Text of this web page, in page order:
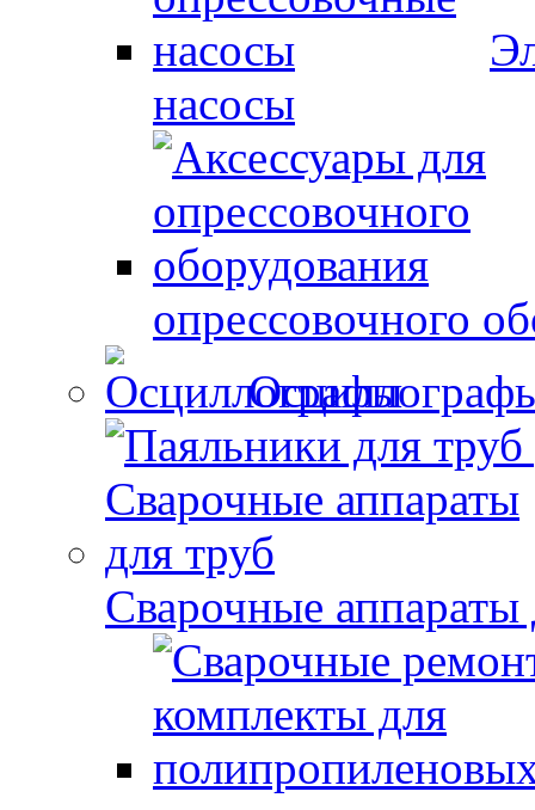
насосы
опрессовочного
Сварочные аппараты